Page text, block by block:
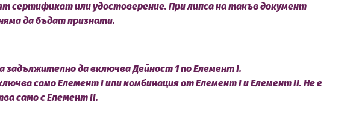
сертификат или удостоверение. При липса на такъв документ
да бъдат признати.
задължително да включва Дейност 1 по Елемент I.
само Елемент I или комбинация от Елемент I и Елемент II. Не е
само с Елемент II.